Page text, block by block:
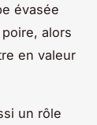
évasée
alors
en valeur
un rôle